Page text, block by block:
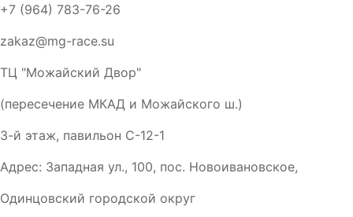
+7 (964) 783-76-26
zakaz@mg-race.su
ТЦ "Можайский Двор"
(пересечение МКАД и Можайского ш.)
3-й этаж, павильон С-12-1
Адрес: Западная ул., 100, пос. Новоивановское,
Одинцовский городской округ